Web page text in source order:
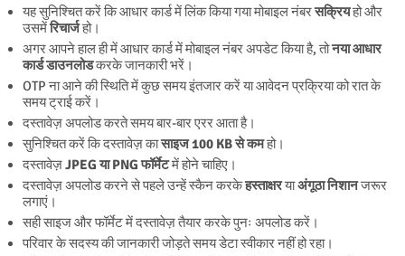
यह सुनिश्चित करें कि आधार कार्ड में लिंक किया गया मोबाइल नंबरसक्रियहो और
उसमेंरिचार्जहो।
अगर आपने हाल ही में आधार कार्ड में मोबाइल नंबर अपडेट किया है, तोनया आधार
कार्ड डाउनलोडकरके जानकारी भरें।
OTP ना आने की स्थिति में कुछ समय इंतजार करें या आवेदन प्रक्रिया को रात के
समय ट्राई करें।
दस्तावेज़ अपलोड करते समय बार-बार एरर आता है।
सुनिश्चित करें कि दस्तावेज़ कासाइज 100 KB से कमहो।
दस्तावेज़JPEG या PNG फॉर्मेटमें होने चाहिए।
दस्तावेज़ अपलोड करने से पहले उन्हें स्कैन करकेहस्ताक्षरयाअंगूठा निशानजरूर
लगाएं।
सही साइज और फॉर्मेट में दस्तावेज़ तैयार करके पुनः अपलोड करें।
परिवार के सदस्य की जानकारी जोड़ते समय डेटा स्वीकार नहीं हो रहा।